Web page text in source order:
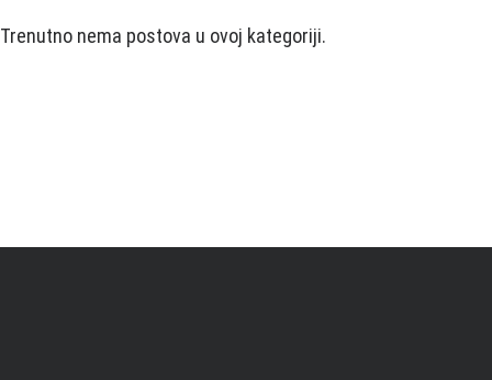
Trenutno nema postova u ovoj kategoriji.